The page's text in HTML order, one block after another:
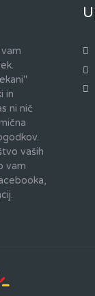
in
ni nič
vaših
vam